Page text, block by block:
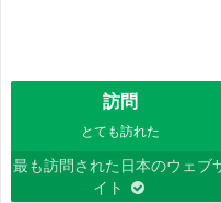
訪問
とても訪れた
最も訪問された日本のウェブ
イト